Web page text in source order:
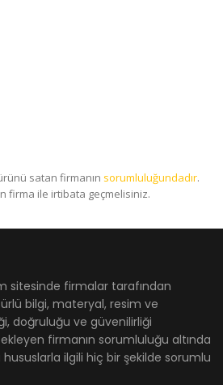
satan firmanın sorumluluğundadır.
firma ile irtibata geçmelisiniz.
sitesinde firmalar tarafından
bilgi, materyal, resim ve
doğruluğu ve güvenilirliği
firmanın sorumluluğu altında
ilgili hiç bir şekilde sorumlu